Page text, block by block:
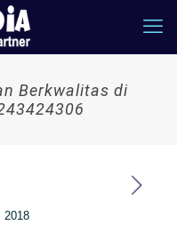
Berkwalitas di
2018